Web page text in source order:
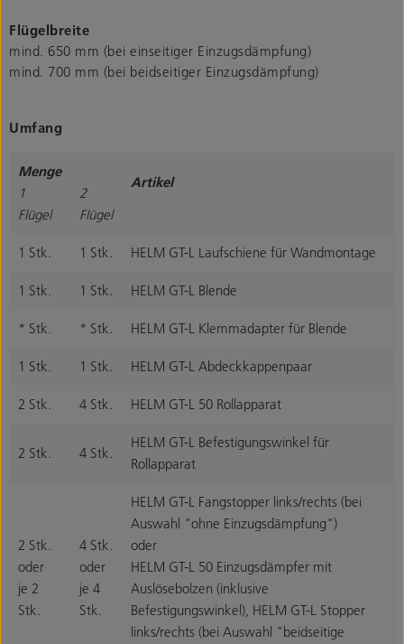
Flügelbreite
mind. 650 mm (bei einseitiger Einzugsdämpfung)
mind. 700 mm (bei beidseitiger Einzugsdämpfung)
Umfang
Menge
1
Flügel
2
Flügel
Artikel
1 Stk. 1 Stk. HELM GT-L Laufschiene für Wandmontage
1 Stk. 1 Stk. HELM GT-L Blende
* Stk. * Stk. HELM GT-L Klemmadapter für Blende
1 Stk. 1 Stk. HELM GT-L Abdeckkappenpaar
2 Stk. 4 Stk. HELM GT-L 50 Rollapparat
2 Stk. 4 Stk.
HELM GT-L Befestigungswinkel für
Rollapparat
2 Stk.
oder
je 2
Stk.
4 Stk.
oder
je 4
Stk.
HELM GT-L Fangstopper links/rechts (bei
Auswahl "ohne Einzugsdämpfung")
oder
HELM GT-L 50 Einzugsdämpfer mit
Auslösebolzen (inklusive
Befestigungswinkel), HELM GT-L Stopper
links/rechts (bei Auswahl "beidseitige